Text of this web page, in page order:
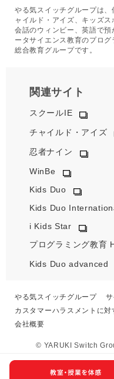
やる気スイッチグループは
ャイルド・アイズ、キッズ
会話のウィンビー、英語で
ータサイエンス教育のプロ
総合教育グループです。
関連サイト
スクールIE
チャイルド・アイズ
忍者ナイン
WinBe
Kids Duo
Kids Duo
i Kids Star
プログラミング教育
Kids Duo advanced
やる気スイッチグループ
カスタマーハラスメントに対
会社概要
© YARUKI Switch